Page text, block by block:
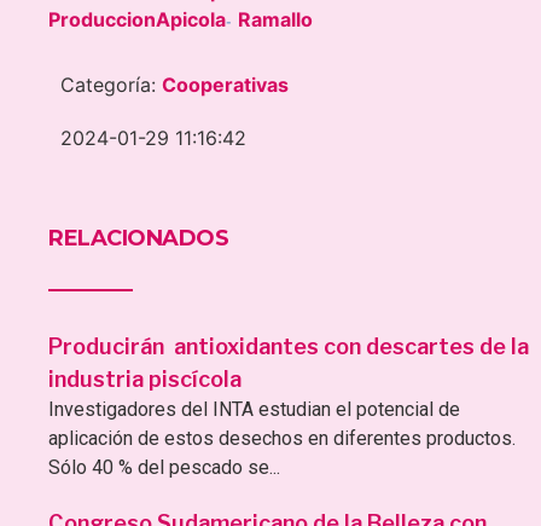
ProduccionApicola- Ramallo
Categoría: Cooperativas
2024-01-29 11:16:42
RELACIONADOS
Producirán antioxidantes con descartes de la
industria piscícola
Investigadores del INTA estudian el potencial de
aplicación de estos desechos en diferentes productos.
Sólo 40 % del pescado se...